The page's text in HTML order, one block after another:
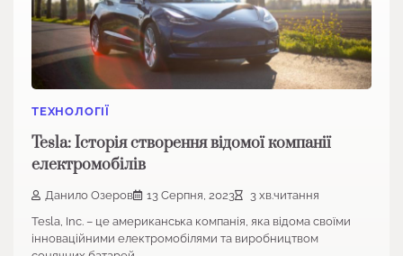
ТЕХНОЛОГІЇ
Tesla: Історія створення відомої компанії
електромобілів
Данило Озеров 13 Серпня, 2023
3 хв.читання
Tesla, Inc. – це американська компанія, яка відома своїми
інноваційними електромобілями та виробництвом